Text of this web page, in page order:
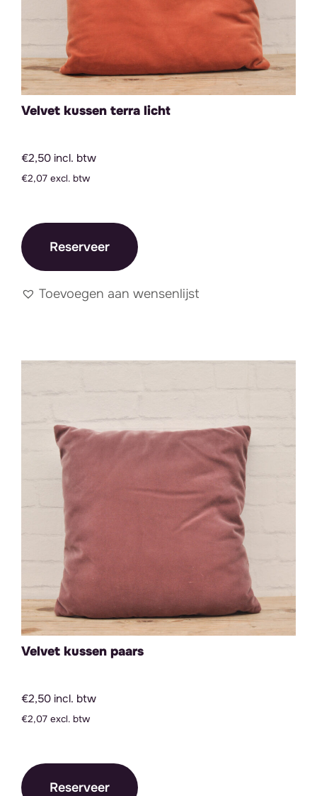
Velvet kussen terra licht
€2,50 incl. btw
€2,07 excl. btw
Reserveer
Toevoegen aan wensenlijst
Velvet kussen paars
€2,50 incl. btw
€2,07 excl. btw
Reserveer